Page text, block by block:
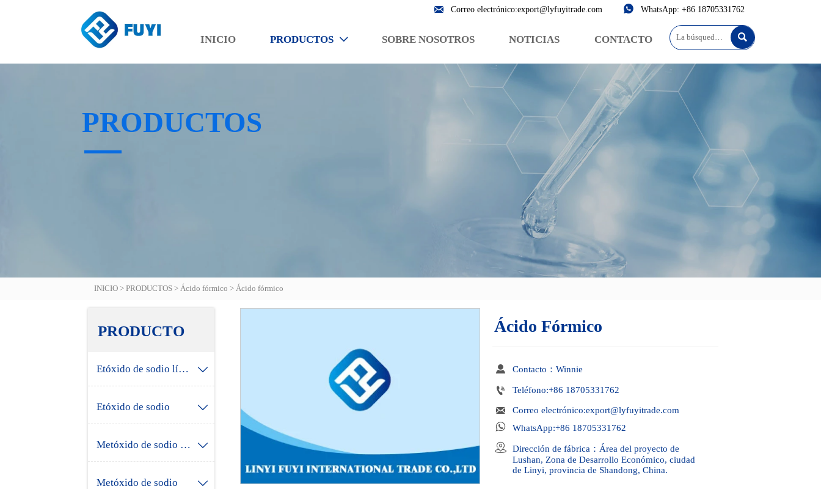
 Correo electrónico:export@lyfuyitrade.com  WhatsApp: +86 18705331762
INICIO PRODUCTOS  SOBRE NOSOTROS NOTICIAS CONTACTO 
PRODUCTOS
INICIO >PRODUCTOS >Ácido fórmico >Ácido fórmico
PRODUCTO
Etóxido de sodio líquido 
Etóxido de sodio 
Metóxido de sodio líquido 
Metóxido de sodio 
Ácido Fórmico
 Contacto：Winnie
 Teléfono:+86 18705331762
 Correo electrónico:export@lyfuyitrade.com
 WhatsApp:+86 18705331762

Dirección de fábrica：Área del proyecto de
Lushan, Zona de Desarrollo Económico, ciudad
de Linyi, provincia de Shandong, China.